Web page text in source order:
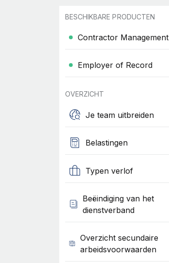
BESCHIKBARE PRODUCTEN
Contractor Management
Employer of Record
OVERZICHT
Je team uitbreiden
Belastingen
Typen verlof
Beëindiging van het
dienstverband
Overzicht secundaire
arbeidsvoorwaarden